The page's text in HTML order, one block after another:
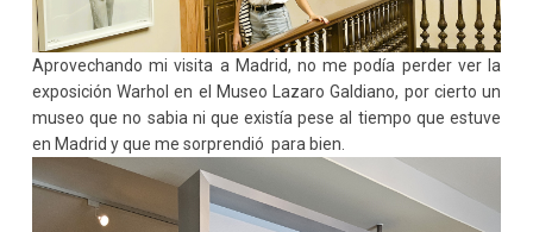
Aprovechando mi visita a Madrid, no me podía perder ver la
exposición Warhol en el Museo Lazaro Galdiano, por cierto un
museo que no sabia ni que existía pese al tiempo que estuve
en Madrid y que me sorprendió para bien.